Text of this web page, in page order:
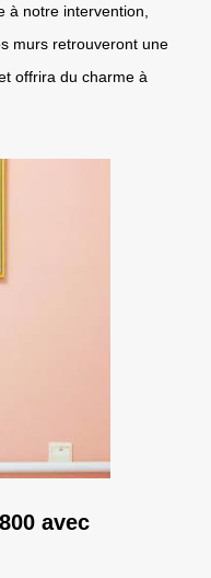
à notre intervention,
murs retrouveront une
offrira du charme à
avec